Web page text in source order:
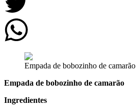
Empada de bobozinho de camarão
Empada de bobozinho de camarão
Ingredientes